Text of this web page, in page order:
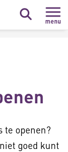
menu
te openen?
goed kunt